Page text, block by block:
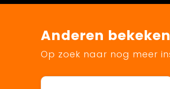
Anderen
Op zoek naar nog meer